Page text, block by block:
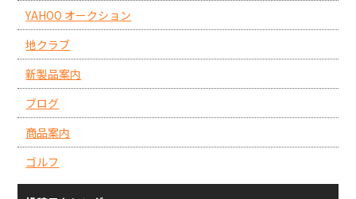
YAHOO オークション
地クラブ
新製品案内
ブログ
商品案内
ゴルフ